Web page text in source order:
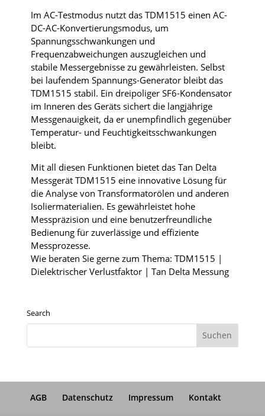
Im AC-Testmodus nutzt das TDM1515 einen AC-
DC-AC-Konvertierungsmodus, um
Spannungsschwankungen und
Frequenzabweichungen auszugleichen und
stabile Messergebnisse zu gewährleisten. Selbst
bei laufendem Spannungs-Generator bleibt das
TDM1515 stabil. Ein dreipoliger SF6-Kondensator
im Inneren des Geräts sichert die langjährige
Messgenauigkeit, da er unempfindlich gegenüber
Temperatur- und Feuchtigkeitsschwankungen
bleibt.
Mit all diesen Funktionen bietet das Tan Delta
Messgerät TDM1515 eine innovative Lösung für
die Analyse von Transformatorölen und anderen
Isoliermaterialien. Es gewährleistet hohe
Messpräzision und eine benutzerfreundliche
Bedienung für zuverlässige und effiziente
Messprozesse.
Wie beraten Sie gerne zum Thema: TDM1515 |
Dielektrischer Verlustfaktor | Tan Delta Messung
Search
AGB Datenschutz Impressum Kontakt